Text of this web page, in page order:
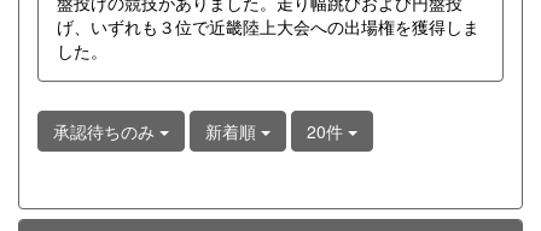
げ、いずれも３位で近畿陸上大会への出場権を獲得しま
した。
承認待ちのみ 新着順 20件